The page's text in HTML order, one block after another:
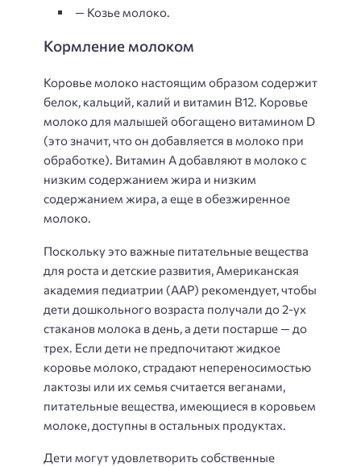
— Козье молоко.
Кормление молоком
Коровье молоко настоящим образом содержит
белок, кальций, калий и витамин B12. Коровье
молоко для малышей обогащено витамином D
(это значит, что он добавляется в молоко при
обработке). Витамин А добавляют в молоко с
низким содержанием жира и низким
содержанием жира, а еще в обезжиренное
молоко.
Поскольку это важные питательные вещества
для роста и детские развития, Американская
академия педиатрии (AAP) рекомендует, чтобы
дети дошкольного возраста получали до 2-ух
стаканов молока в день, а дети постарше — до
трех. Если дети не предпочитают жидкое
коровье молоко, страдают непереносимостью
лактозы или их семья считается веганами,
питательные вещества, имеющиеся в коровьем
молоке, доступны в остальных продуктах.
Дети могут удовлетворить собственные